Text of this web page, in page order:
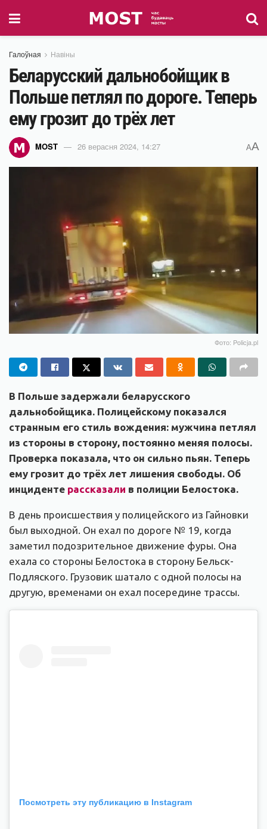
Галоўная Навіны
Беларусский дальнобойщик в
Польше петлял по дороге. Теперь
ему грозит до трёх лет
MOST 26 верасня 2024, 14:27 AA
Фото: Policja.pl
В Польше задержали беларусского
дальнобойщика. Полицейскому показался
странным его стиль вождения: мужчина петлял
из стороны в сторону, постоянно меняя полосы.
Проверка показала, что он сильно пьян. Теперь
ему грозит до трёх лет лишения свободы. Об
инциденте рассказали в полиции Белостока.
В день происшествия у полицейского из Гайновки
был выходной. Он ехал по дороге № 19, когда
заметил подозрительное движение фуры. Она
ехала со стороны Белостока в сторону Бельск-
Подляского. Грузовик шатало с одной полосы на
другую, временами он ехал посередине трассы.
Посмотреть эту публикацию в Instagram